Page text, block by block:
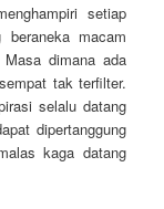
setiap
macam
dimana ada
tak terfilter.
selalu datang
dipertanggung
kaga datang